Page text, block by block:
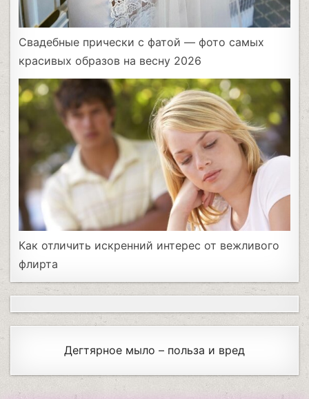
Свадебные прически с фатой — фото самых
красивых образов на весну 2026
Как отличить искренний интерес от вежливого
флирта
Дегтярное мыло – польза и вред